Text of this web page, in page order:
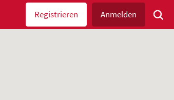
Registrieren Anmelden